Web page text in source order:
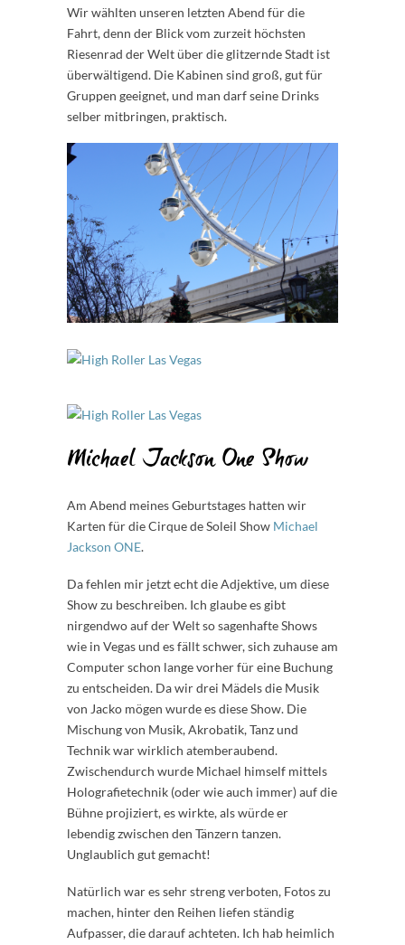
Wir wählten unseren letzten Abend für die
Fahrt, denn der Blick vom zurzeit höchsten
Riesenrad der Welt über die glitzernde Stadt ist
überwältigend. Die Kabinen sind groß, gut für
Gruppen geeignet, und man darf seine Drinks
selber mitbringen, praktisch.
Michael Jackson One Show
Am Abend meines Geburtstages hatten wir
Karten für die Cirque de Soleil Show Michael
Jackson ONE.
Da fehlen mir jetzt echt die Adjektive, um diese
Show zu beschreiben. Ich glaube es gibt
nirgendwo auf der Welt so sagenhafte Shows
wie in Vegas und es fällt schwer, sich zuhause am
Computer schon lange vorher für eine Buchung
zu entscheiden. Da wir drei Mädels die Musik
von Jacko mögen wurde es diese Show. Die
Mischung von Musik, Akrobatik, Tanz und
Technik war wirklich atemberaubend.
Zwischendurch wurde Michael himself mittels
Holografietechnik (oder wie auch immer) auf die
Bühne projiziert, es wirkte, als würde er
lebendig zwischen den Tänzern tanzen.
Unglaublich gut gemacht!
Natürlich war es sehr streng verboten, Fotos zu
machen, hinter den Reihen liefen ständig
Aufpasser, die darauf achteten. Ich hab heimlich